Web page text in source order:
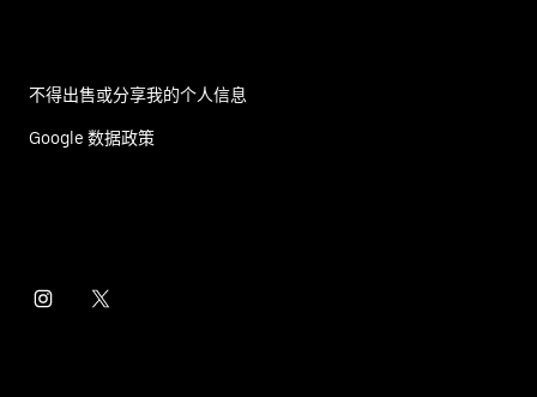
不得出售或分享我的个人信息
Google 数据政策